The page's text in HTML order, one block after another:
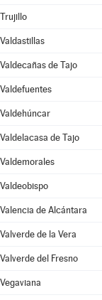
Trujillo
Valdastillas
Valdecañas de Tajo
Valdefuentes
Valdehúncar
Valdelacasa de Tajo
Valdemorales
Valdeobispo
Valencia de Alcántara
Valverde de la Vera
Valverde del Fresno
Vegaviana